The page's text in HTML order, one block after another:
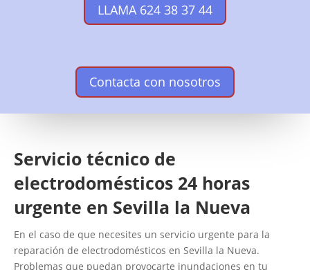
LLAMA 624 38 37 44
Contacta con nosotros
Servicio técnico de
electrodomésticos 24 horas
urgente en Sevilla la Nueva
En el caso de que necesites un servicio urgente para la
reparación de electrodomésticos en Sevilla la Nueva.
Problemas que puedan provocarte inundaciones en tu